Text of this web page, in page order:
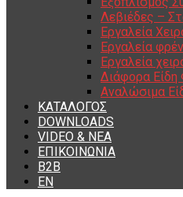
Λεβιέδες –
Εργαλεία
Εργαλεία
Εργαλεία
Διάφορα Είδη
Αναλώσιμα
ΚΑΤΑΛΟΓΟΣ
DOWNLOADS
VIDEO & ΝΕΑ
ΕΠΙΚΟΙΝΩΝΙΑ
B2B
ΕΝ